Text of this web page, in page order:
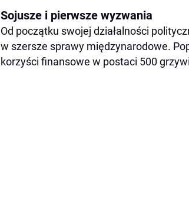
Sojusze i pierwsze wyzwania
Od początku swojej działalności
w szersze sprawy międzynarodowe.
korzyści finansowe w postaci 500